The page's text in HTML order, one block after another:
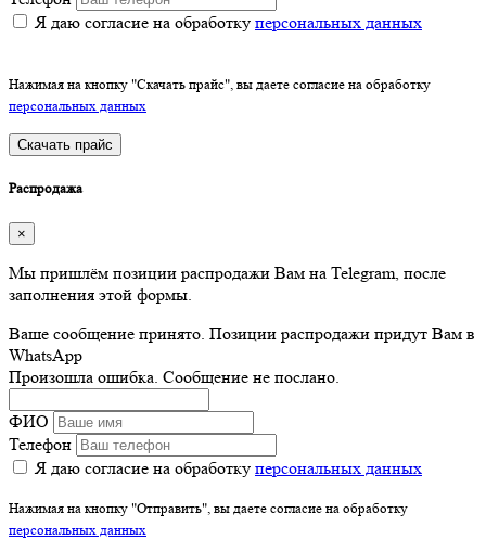
Я даю согласие на обработку персональных данных
Нажимая на кнопку "Скачать прайс", вы даете согласие на обработку
персональных данных
Скачать прайс
Распродажа
×
Мы пришлём позиции распродажи Вам на Telegram, после
заполнения этой формы.
Ваше сообщение принято. Позиции распродажи придут Вам в
WhatsApp
Произошла ошибка. Сообщение не послано.
ФИО
Телефон
Я даю согласие на обработку персональных данных
Нажимая на кнопку "Отправить", вы даете согласие на обработку
персональных данных